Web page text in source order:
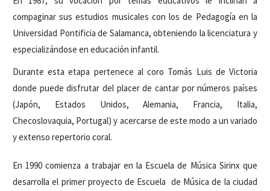
compaginar sus estudios musicales con los de Pedagogía en la
Universidad Pontificia de Salamanca, obteniendo la licenciatura y
especializándose en educación infantil.
Durante esta etapa pertenece al coro Tomás Luis de Victoria
donde puede disfrutar del placer de cantar por números países
(Japón, Estados Unidos, Alemania, Francia, Italia,
Checoslovaquia, Portugal) y acercarse de este modo a un variado
y extenso repertorio coral.
En 1990 comienza a trabajar en la Escuela de Música Sirinx que
desarrolla el primer proyecto de Escuela de Música de la ciudad